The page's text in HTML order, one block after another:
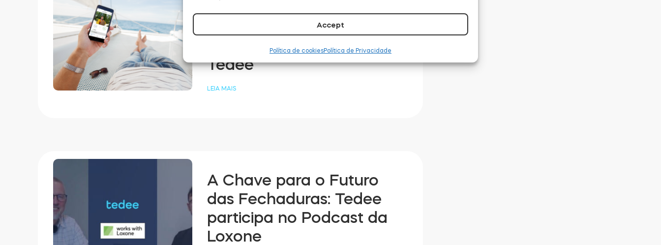
Accept
Política de cookiesPolítica de Privacidade
Funcionam com
Fechaduras Inteligentes
Tedee
LEIA MAIS
A Chave para o Futuro
das Fechaduras: Tedee
participa no Podcast da
Loxone